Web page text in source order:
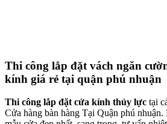
Thi công lắp đặt vách ngăn
kính giá rẻ tại quận phú nhuận
Thi công lắp đặt cửa kính thủy lực tại
Cửa hàng bàn hàng Tại Quận phú